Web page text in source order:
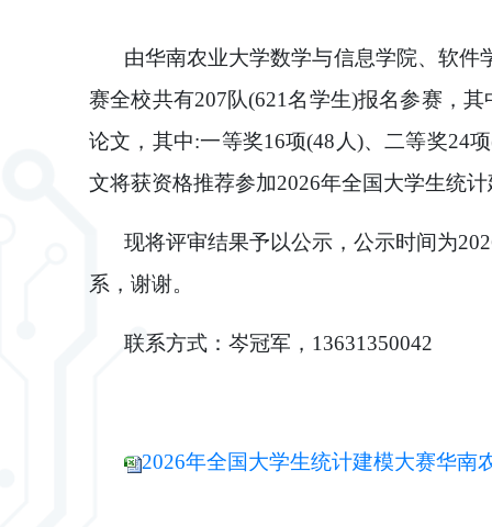
由华南农业大学数学与信息学院、 软件
赛全校共有207队(621名学生)报名参赛 ， 其
论文，其中:一等奖16项(48 人)、二等奖24项
文将获资格推荐参加2026年全国大学生统
现将评审结果予以公示，公示时间为202
系，谢谢。
联系方式：岑冠军 ， 13631350042
2026年全国大学生统计建模大赛华南